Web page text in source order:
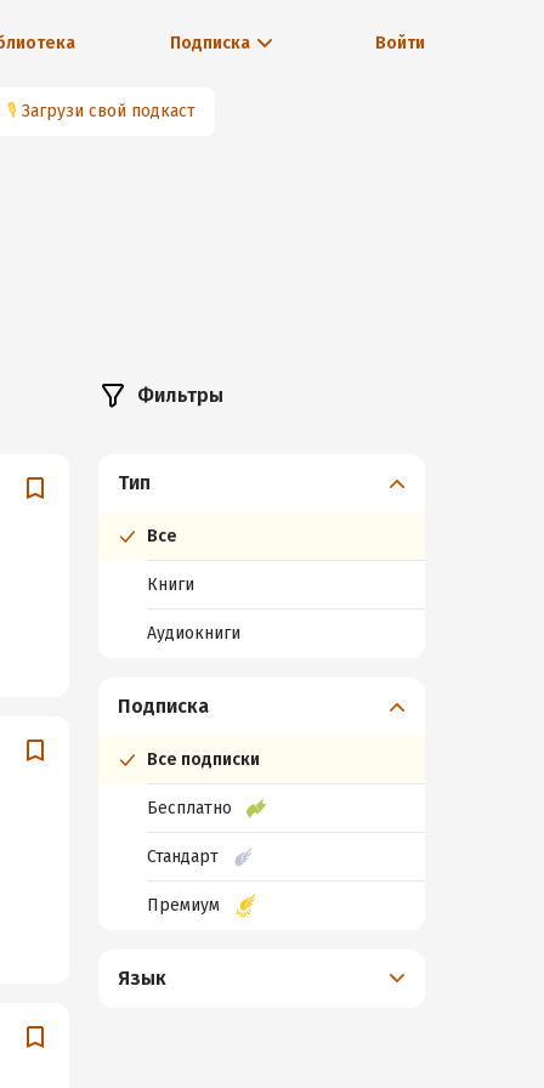
Подписка Войти
🎙 Загрузи свой подкаст
Фильтры
Тип
Все
Книги
Аудиокниги
Подписка
Все подписки
Бесплатно
Стандарт
Премиум
Язык